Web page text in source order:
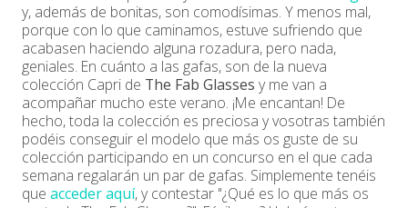
y, además de bonitas, son comodísimas. Y menos mal,
porque con lo que caminamos, estuve sufriendo que
acabasen haciendo alguna rozadura, pero nada,
geniales. En cuánto a las gafas, son de la nueva
colección Capri de The Fab Glasses y me van a
acompañar mucho este verano. ¡Me encantan! De
hecho, toda la colección es preciosa y vosotras también
podéis conseguir el modelo que más os guste de su
colección participando en un concurso en el que cada
semana regalarán un par de gafas. Simplemente tenéis
que acceder aquí, y contestar "¿Qué es lo que más os